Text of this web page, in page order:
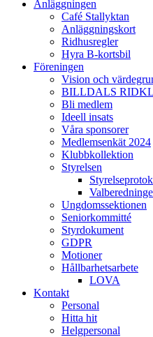
Anläggningen
Café Stallyktan
Anläggningskort
Ridhusregler
Hyra B-kortsbil
Föreningen
Vision och
BILLDALS
Bli medlem
Ideell insats
Våra sponsorer
Medlemsenkät 2024
Klubbkollektion
Styrelsen
Ungdomssektionen
Seniorkommitté
Styrdokument
GDPR
Motioner
Hållbarhetsarbete
LOVA
Kontakt
Personal
Hitta hit
Helgpersonal